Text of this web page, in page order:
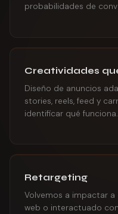
probabilidades de
Creatividades
Diseño de anuncios
stories, reels, feed y
identificar qué funciona.
Retargeting
Volvemos a impactar
web o interactuado